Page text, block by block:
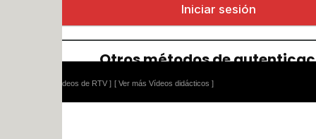
[ Ver más Vídeos didácticos ]